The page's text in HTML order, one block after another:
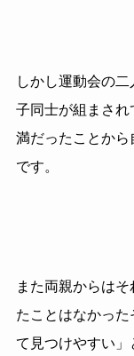
しかし運動会の
子同士が組まさ
満だったことから
です。
また両親からは
たことはなかった
て見つけやすい」